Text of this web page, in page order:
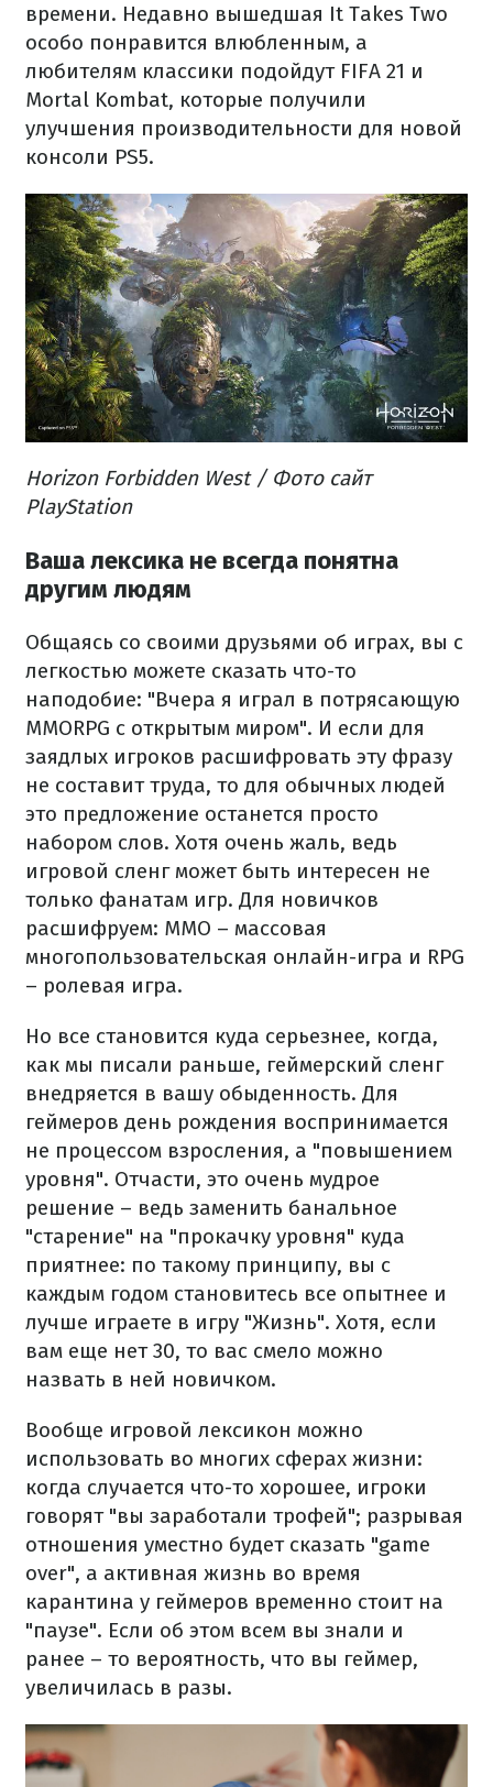
времени. Недавно вышедшая It Takes Two
особо понравится влюбленным, а
любителям классики подойдут FIFA 21 и
Mortal Kombat, которые получили
улучшения производительности для новой
консоли PS5.
Horizon Forbidden West / Фото сайт
PlayStation
Ваша лексика не всегда понятна
другим людям
Общаясь со своими друзьями об играх, вы с
легкостью можете сказать что-то
наподобие: "Вчера я играл в потрясающую
MMORPG с открытым миром". И если для
заядлых игроков расшифровать эту фразу
не составит труда, то для обычных людей
это предложение останется просто
набором слов. Хотя очень жаль, ведь
игровой сленг может быть интересен не
только фанатам игр. Для новичков
расшифруем: MMO – массовая
многопользовательская онлайн-игра и RPG
– ролевая игра.
Но все становится куда серьезнее, когда,
как мы писали раньше, геймерский сленг
внедряется в вашу обыденность. Для
геймеров день рождения воспринимается
не процессом взросления, а "повышением
уровня". Отчасти, это очень мудрое
решение – ведь заменить банальное
"старение" на "прокачку уровня" куда
приятнее: по такому принципу, вы с
каждым годом становитесь все опытнее и
лучше играете в игру "Жизнь". Хотя, если
вам еще нет 30, то вас смело можно
назвать в ней новичком.
Вообще игровой лексикон можно
использовать во многих сферах жизни:
когда случается что-то хорошее, игроки
говорят "вы заработали трофей"; разрывая
отношения уместно будет сказать "game
over", а активная жизнь во время
карантина у геймеров временно стоит на
"паузе". Если об этом всем вы знали и
ранее – то вероятность, что вы геймер,
увеличилась в разы.